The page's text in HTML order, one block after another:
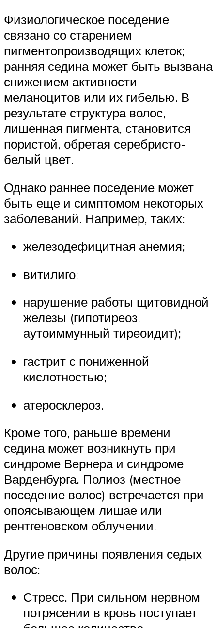
Физиологическое поседение
связано со старением
пигментопроизводящих клеток;
ранняя седина может быть вызвана
снижением активности
меланоцитов или их гибелью. В
результате структура волос,
лишенная пигмента, становится
пористой, обретая серебристо-
белый цвет.
Однако раннее поседение может
быть еще и симптомом некоторых
заболеваний. Например, таких:
железодефицитная анемия;
витилиго;
нарушение работы щитовидной
железы (гипотиреоз,
аутоиммунный тиреоидит);
гастрит с пониженной
кислотностью;
атеросклероз.
Кроме того, раньше времени
седина может возникнуть при
синдроме Вернера и синдроме
Варденбурга. Полиоз (местное
поседение волос) встречается при
опоясывающем лишае или
рентгеновском облучении.
Другие причины появления седых
волос:
Стресс. При сильном нервном
потрясении в кровь поступает